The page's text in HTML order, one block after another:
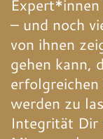
– und noch
von ihnen
gehen kann,
werden zu
Integrität Dir